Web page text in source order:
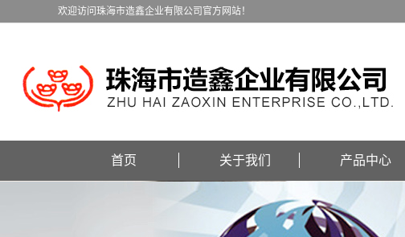
欢迎访问珠海市造鑫企业有限公司官方网站！
首页 关于我们 产品中心